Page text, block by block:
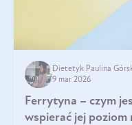
Dietetyk Paulina
9 mar 2026
Ferrytyna – czym
wspierać jej poziom